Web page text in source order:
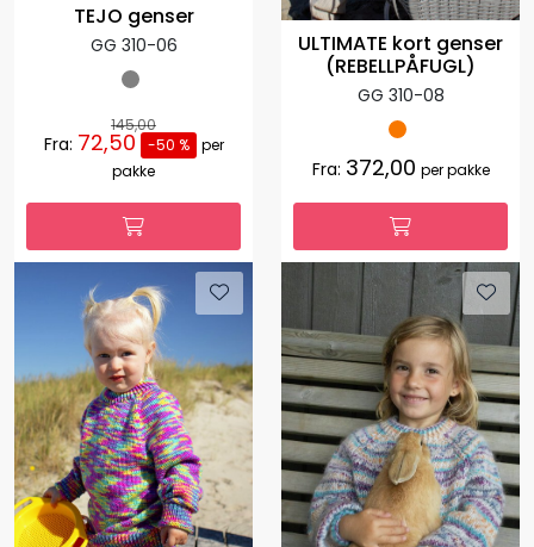
TEJO genser
GG 310-06
145,00
Fra: 72,50 -50 %
per
pakke
ULTIMATE kort genser
(REBELLPÅFUGL)
GG 310-08
Fra: 372,00 per pakke